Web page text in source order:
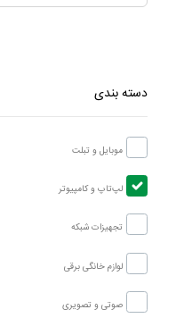
دسته بندی
موبایل و تبلت
لپ‌تاپ و کامپیوتر
تجهیزات شبکه
لوازم خانگی برقی
صوتی و تصویری